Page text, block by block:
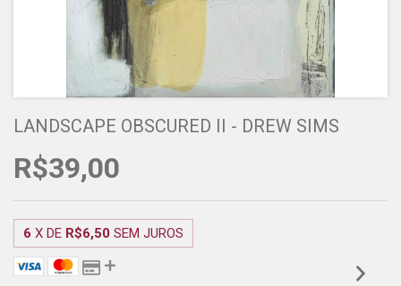
LANDSCAPE OBSCURED II - DREW SIMS
R$39,00
6 X DE R$6,50 SEM JUROS